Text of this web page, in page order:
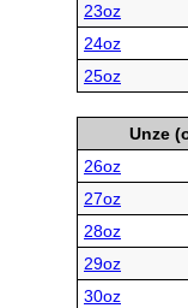
23oz
24oz
25oz
Unze
26oz
27oz
28oz
29oz
30oz